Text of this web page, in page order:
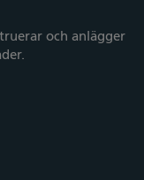
och anlägger